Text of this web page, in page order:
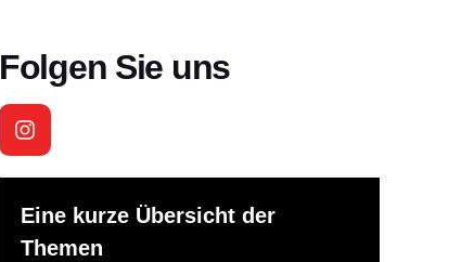
Folgen Sie uns
Eine kurze Übersicht der
Themen